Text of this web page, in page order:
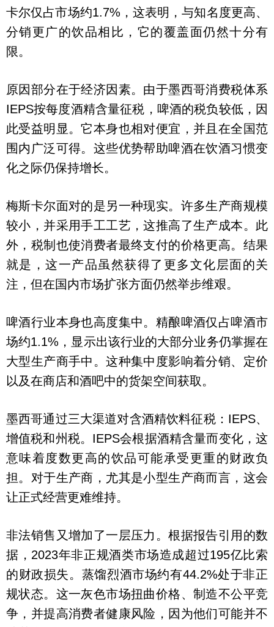
卡尔仅占市场约1.7%，这表明，与知名度更高、
分销更广的饮品相比，它的覆盖面仍然十分有
限。
原因部分在于经济因素。由于墨西哥消费税体系
IEPS按每度酒精含量征税，啤酒的税负较低，因
此受益明显。它本身也相对便宜，并且在全国范
围内广泛可得。这些优势帮助啤酒在饮酒习惯变
化之际仍保持增长。
梅斯卡尔面对的是另一种现实。许多生产商规模
较小，并采用手工工艺，这推高了生产成本。此
外，税制也使消费者最终支付的价格更高。结果
就是，这一产品虽然获得了更多文化层面的关
注，但在国内市场扩张方面仍然举步维艰。
啤酒行业本身也高度集中。精酿啤酒仅占啤酒市
场约1.1%，显示出该行业的大部分业务仍掌握在
大型生产商手中。这种集中度影响着分销、定价
以及在商店和酒吧中的货架空间获取。
墨西哥通过三大渠道对含酒精饮料征税：IEPS、
增值税和州税。IEPS会根据酒精含量而变化，这
意味着度数更高的饮品可能承受更重的财政负
担。对于生产商，尤其是小型生产商而言，这会
让正式经营更难维持。
非法销售又增加了一层压力。根据报告引用的数
据，2023年非正规酒类市场造成超过195亿比索
的财政损失。蒸馏烈酒市场约有44.2%处于非正
规状态。这一灰色市场扭曲价格、制造不公平竞
争，并提高消费者健康风险，因为他们可能并不